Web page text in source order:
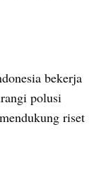
bekerja
polusi
riset